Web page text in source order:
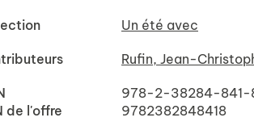
Un été avec
Rufin, Jean-
978-2-38284-841-
de l'offre
9782382848418